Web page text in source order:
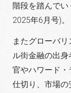
階段を踏んで
2025年6月号)。
またグローバ
ル街金融の出
官やハワード
仕切り、市場